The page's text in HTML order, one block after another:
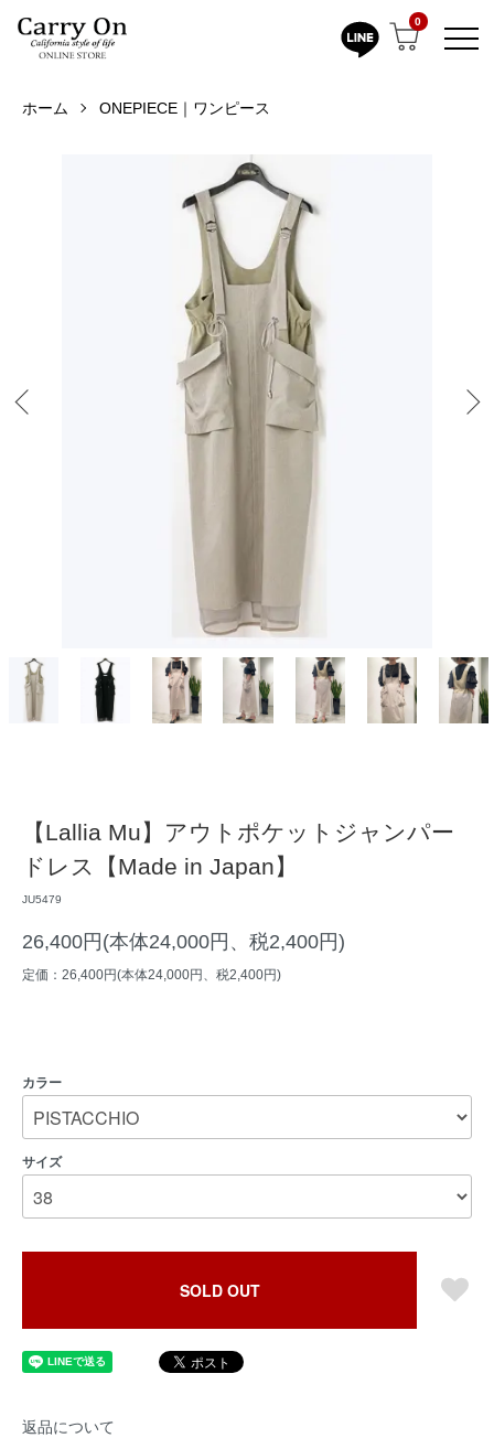
0
ホーム ONEPIECE｜ワンピース
【Lallia Mu】アウトポケットジャンパー
ドレス【Made in Japan】
JU5479
26,400円(本体24,000円、税2,400円)
定価：26,400円(本体24,000円、税2,400円)
カラー
サイズ
SOLD OUT
返品について